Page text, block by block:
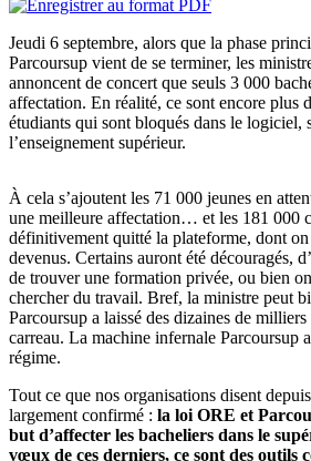
Jeudi 6 septembre, alors que la phase
Parcoursup vient de se terminer, les
annoncent de concert que seuls 3 000
affectation. En réalité, ce sont encore plus
étudiants qui sont bloqués dans le logiciel,
l’enseignement supérieur.
À cela s’ajoutent les 71 000 jeunes en
une meilleure affectation… et les 181 000
définitivement quitté la plateforme, dont on
devenus. Certains auront été découragés,
de trouver une formation privée, ou bien
chercher du travail. Bref, la ministre peut
Parcoursup a laissé des dizaines de
carreau. La machine infernale Parcoursup
régime.
Tout ce que nos organisations disent
largement confirmé : la loi ORE et
but d’affecter les bacheliers dans le
vœux de ces derniers, ce sont des outils